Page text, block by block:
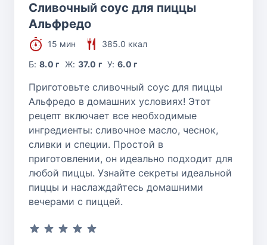
Сливочный соус для пиццы
Альфредо
15 мин
385.0 ккал
Б:8.0 г Ж: 37.0 г У:6.0 г
Приготовьте сливочный соус для пиццы
Альфредо в домашних условиях! Этот
рецепт включает все необходимые
ингредиенты: сливочное масло, чеснок,
сливки и специи. Простой в
приготовлении, он идеально подходит для
любой пиццы. Узнайте секреты идеальной
пиццы и наслаждайтесь домашними
вечерами с пиццей.